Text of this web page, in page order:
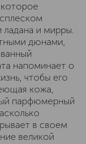
и мирры.
дюнами,
напоминает о
чтобы его
кожа,
парфюмерный
в своем
великой